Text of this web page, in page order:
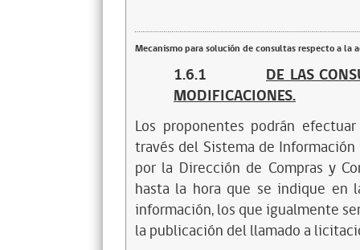
Mecanismo para solución de consultas respecto a la
1.6.1
DE LAS
MODIFICACIONES.
Los proponentes podrán
través del Sistema de
por la Dirección de Compras y
hasta la hora que se indique en
información, los que igualmente
la publicación del llamado a